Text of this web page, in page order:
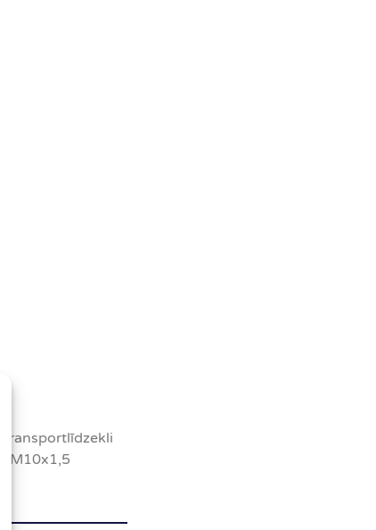
transportlīdzekli
M10x1,5